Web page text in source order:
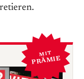
MIT
PRÄMIE